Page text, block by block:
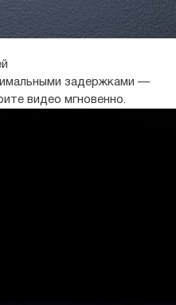
задержками —
видео мгновенно.